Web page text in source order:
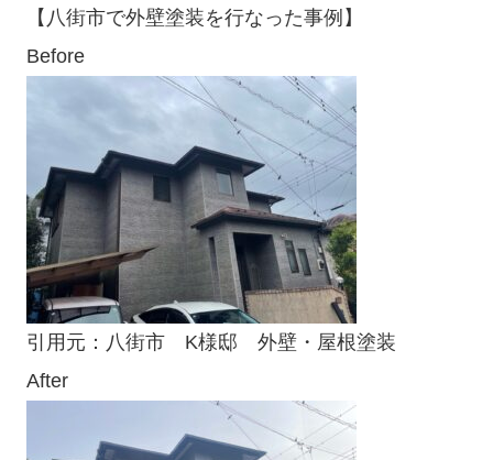
【八街市で外壁塗装を行なった事例】
Before
引用元： 八街市 K様邸 外壁・屋根塗装
After